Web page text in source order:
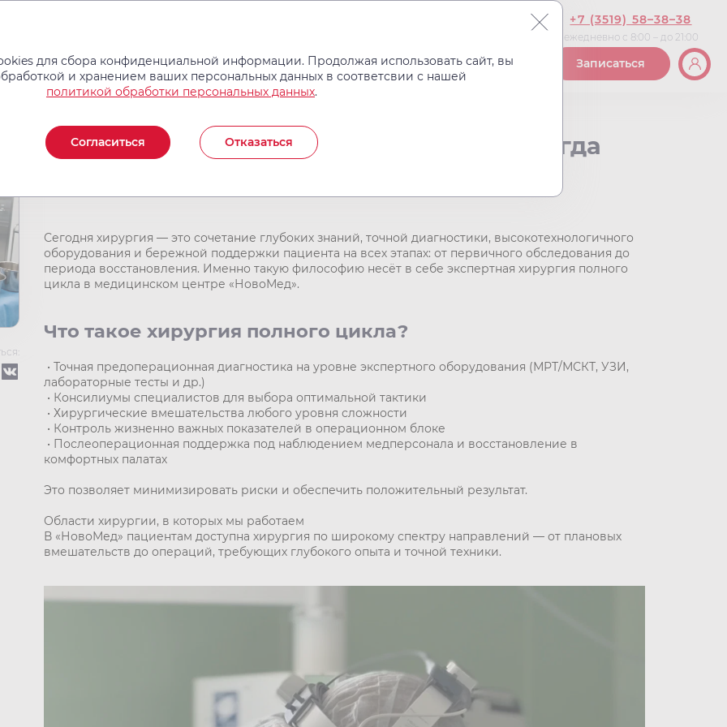
+7 (3519) 58–38–38
ежедневно с 8:00 – до 21:00
Записаться
Экспертная хирургия полного цикла Когда
Сегодня хирургия — это сочетание глубоких знаний, точной диагностики, высокотехнологичного
оборудования и бережной поддержки пациента на всех этапах: от первичного обследования до
периода восстановления. Именно такую философию несёт в себе экспертная хирургия полного
цикла в медицинском центре «НовоМед».
Что такое хирургия полного цикла?
• Точная предоперационная диагностика на уровне экспертного оборудования (МРТ/МСКТ, УЗИ,
лабораторные тесты и др.)
• Консилиумы специалистов для выбора оптимальной тактики
• Хирургические вмешательства любого уровня сложности
• Контроль жизненно важных показателей в операционном блоке
• Послеоперационная поддержка под наблюдением медперсонала и восстановление в
комфортных палатах
Это позволяет минимизировать риски и обеспечить положительный результат.
Области хирургии, в которых мы работаем
В «НовоМед» пациентам доступна хирургия по широкому спектру направлений — от плановых
вмешательств до операций, требующих глубокого опыта и точной техники.
для сбора конфиденциальной информации. Продолжая использовать сайт, вы
и хранением ваших персональных данных в соответсвии с нашей
политикой обработки персональных данных.
Согласиться Отказаться